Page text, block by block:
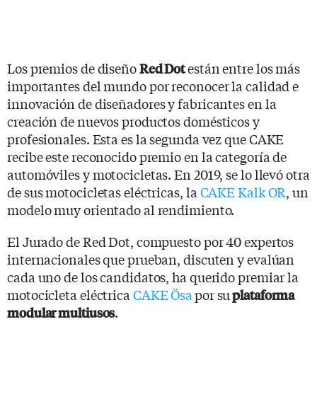
Los premios de diseñoRed Dotestán entre los más
importantes del mundo por reconocer la calidad e
innovación de diseñadores y fabricantes en la
creación de nuevos productos domésticos y
profesionales. Esta es la segunda vez que CAKE
recibe este reconocido premio en la categoría de
automóviles y motocicletas. En 2019, se lo llevó otra
de sus motocicletas eléctricas, la CAKE Kalk OR, un
modelo muy orientado al rendimiento.
El Jurado de Red Dot, compuesto por 40 expertos
internacionales que prueban, discuten y evalúan
cada uno de los candidatos, ha querido premiar la
motocicleta eléctrica CAKE Ösapor suplataforma
modular multiusos.